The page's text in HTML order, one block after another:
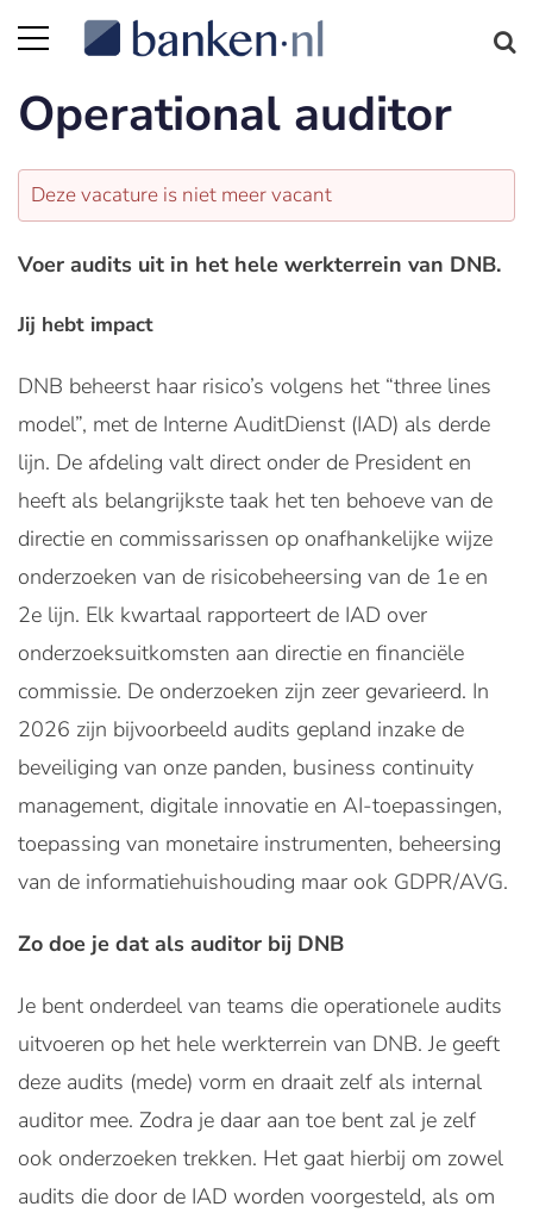
Operational auditor
Deze vacature is niet meer vacant
Voer audits uit in het hele werkterrein van DNB.
Jij hebt impact
DNB beheerst haar risico’s volgens het “three lines
model”, met de Interne AuditDienst (IAD) als derde
lijn. De afdeling valt direct onder de President en
heeft als belangrijkste taak het ten behoeve van de
directie en commissarissen op onafhankelijke wijze
onderzoeken van de risicobeheersing van de 1e en
2e lijn. Elk kwartaal rapporteert de IAD over
onderzoeksuitkomsten aan directie en financiële
commissie. De onderzoeken zijn zeer gevarieerd. In
2026 zijn bijvoorbeeld audits gepland inzake de
beveiliging van onze panden, business continuity
management, digitale innovatie en AI-toepassingen,
toepassing van monetaire instrumenten, beheersing
van de informatiehuishouding maar ook GDPR/AVG.
Zo doe je dat als auditor bij DNB
Je bent onderdeel van teams die operationele audits
uitvoeren op het hele werkterrein van DNB. Je geeft
deze audits (mede) vorm en draait zelf als internal
auditor mee. Zodra je daar aan toe bent zal je zelf
ook onderzoeken trekken. Het gaat hierbij om zowel
audits die door de IAD worden voorgesteld, als om